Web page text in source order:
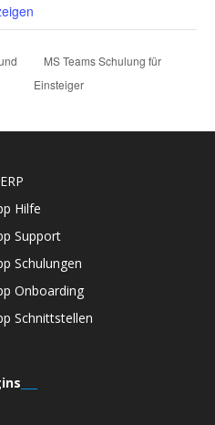
MS Teams Schulung für
Einsteiger
Hilfe
Support
Schulungen
Onboarding
Schnittstellen